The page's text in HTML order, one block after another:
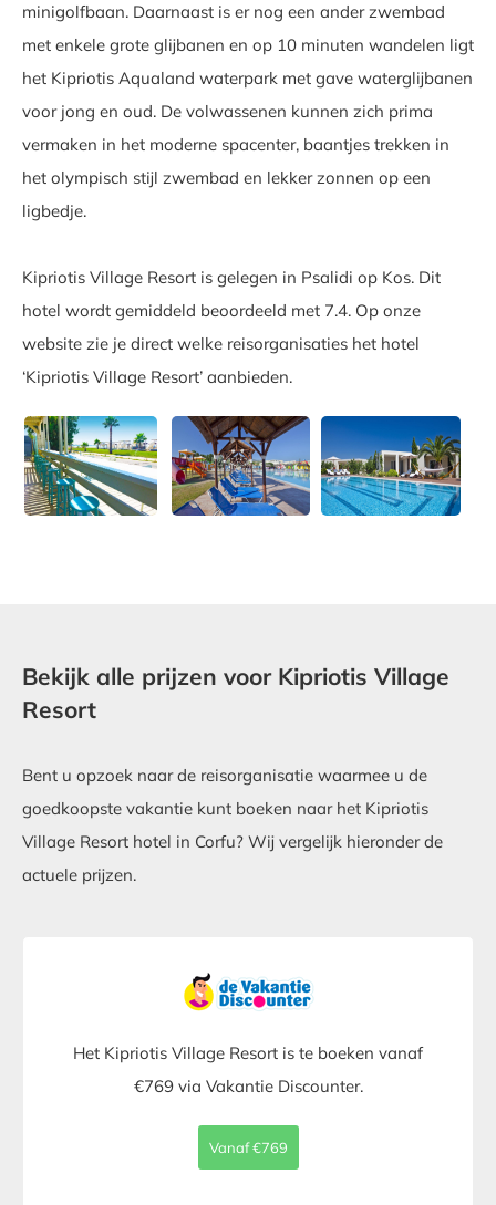
minigolfbaan. Daarnaast is er nog een ander zwembad
met enkele grote glijbanen en op 10 minuten wandelen ligt
het Kipriotis Aqualand waterpark met gave waterglijbanen
voor jong en oud. De volwassenen kunnen zich prima
vermaken in het moderne spacenter, baantjes trekken in
het olympisch stijl zwembad en lekker zonnen op een
ligbedje.
Kipriotis Village Resort is gelegen in Psalidi op Kos. Dit
hotel wordt gemiddeld beoordeeld met 7.4. Op onze
website zie je direct welke reisorganisaties het hotel
‘Kipriotis Village Resort’ aanbieden.
Bekijk alle prijzen voor Kipriotis Village
Resort
Bent u opzoek naar de reisorganisatie waarmee u de
goedkoopste vakantie kunt boeken naar het Kipriotis
Village Resort hotel in Corfu? Wij vergelijk hieronder de
actuele prijzen.
Het Kipriotis Village Resort is te boeken vanaf
€769 via Vakantie Discounter.
Vanaf €769